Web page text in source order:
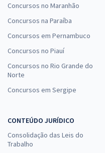
Concursos no Maranhão
Concursos na Paraíba
Concursos em Pernambuco
Concursos no Piauí
Concursos no Rio Grande do
Norte
Concursos em Sergipe
CONTEÚDO JURÍDICO
Consolidação das Leis do
Trabalho